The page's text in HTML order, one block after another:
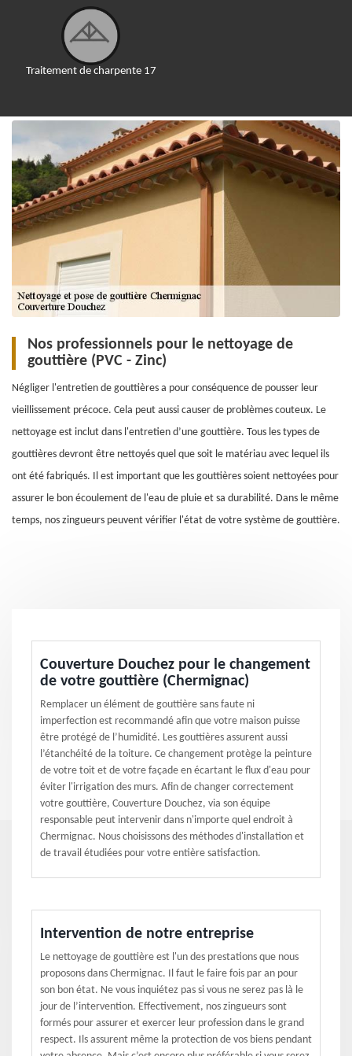
Traitement de charpente 17
Nos professionnels pour le nettoyage de
gouttière (PVC - Zinc)
Négliger l'entretien de gouttières a pour conséquence de pousser leur
vieillissement précoce. Cela peut aussi causer de problèmes couteux. Le
nettoyage est inclut dans l'entretien d’une gouttière. Tous les types de
gouttières devront être nettoyés quel que soit le matériau avec lequel ils
ont été fabriqués. Il est important que les gouttières soient nettoyées pour
assurer le bon écoulement de l'eau de pluie et sa durabilité. Dans le même
temps, nos zingueurs peuvent vérifier l'état de votre système de gouttière.
Couverture Douchez pour le changement
de votre gouttière (Chermignac)
Remplacer un élément de gouttière sans faute ni
imperfection est recommandé afin que votre maison puisse
être protégé de l’humidité. Les gouttières assurent aussi
l’étanchéité de la toiture. Ce changement protège la peinture
de votre toit et de votre façade en écartant le flux d'eau pour
éviter l'irrigation des murs. Afin de changer correctement
votre gouttière, Couverture Douchez, via son équipe
responsable peut intervenir dans n'importe quel endroit à
Chermignac. Nous choisissons des méthodes d'installation et
de travail étudiées pour votre entière satisfaction.
Intervention de notre entreprise
Le nettoyage de gouttière est l'un des prestations que nous
proposons dans Chermignac. Il faut le faire fois par an pour
son bon état. Ne vous inquiétez pas si vous ne serez pas là le
jour de l’intervention. Effectivement, nos zingueurs sont
formés pour assurer et exercer leur profession dans le grand
respect. Ils assurent même la protection de vos biens pendant